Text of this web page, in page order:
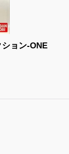
ション-ONE